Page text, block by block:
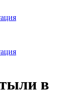
в